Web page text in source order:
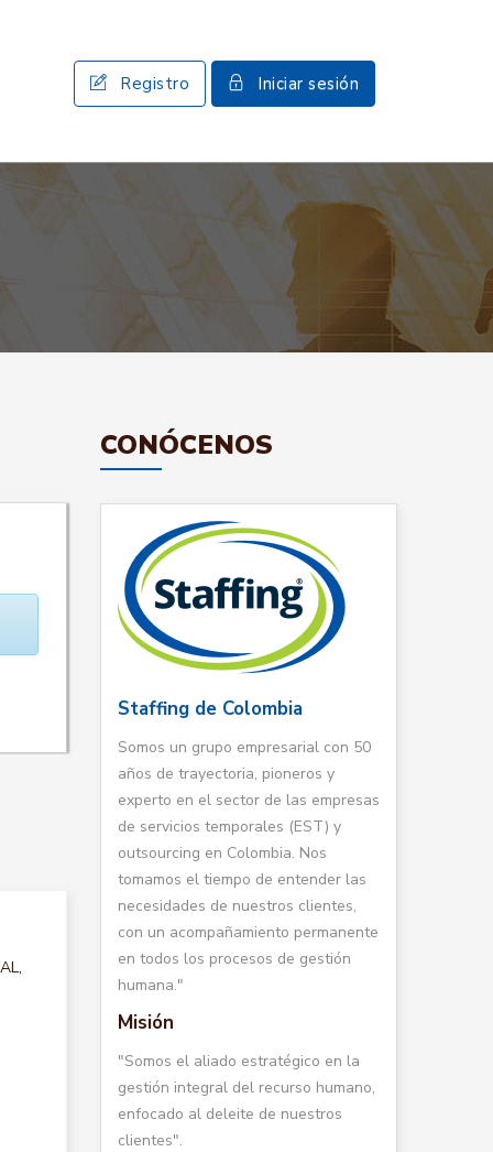
Registro Iniciar sesión
CONÓCENOS
Staffing de Colombia
Somos un grupo empresarial con 50
años de trayectoria, pioneros y
experto en el sector de las empresas
de servicios temporales (EST) y
outsourcing en Colombia. Nos
tomamos el tiempo de entender las
necesidades de nuestros clientes,
con un acompañamiento permanente
en todos los procesos de gestión
humana."
Misión
"Somos el aliado estratégico en la
gestión integral del recurso humano,
enfocado al deleite de nuestros
clientes".